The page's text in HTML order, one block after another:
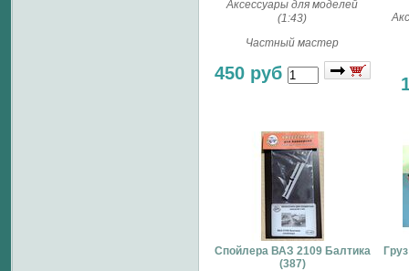
Аксессуары для моделей
(1:43)
Частный мастер
450 руб
Спойлера ВАЗ 2109 Балтика
(387)